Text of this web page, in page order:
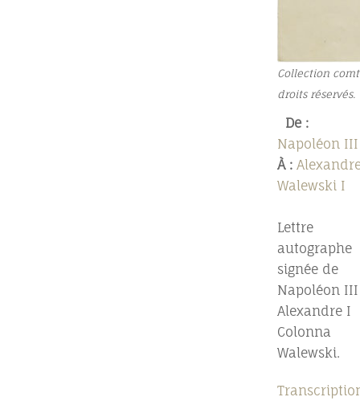
Collection
droits réservés.
De :
Napoléon III
À :
Walewski I
Lettre
autographe
signée de
Napoléon
Alexandre I
Colonna
Walewski.